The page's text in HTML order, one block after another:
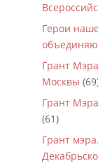
Герои
Грант
Москвы
Грант
(61)
Грант